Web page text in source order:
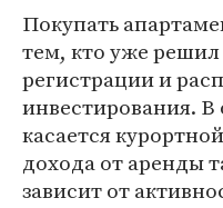
Покупать
тем, кто уже
регистрации и
инвестирования. В
касается
дохода от аренды
зависит от